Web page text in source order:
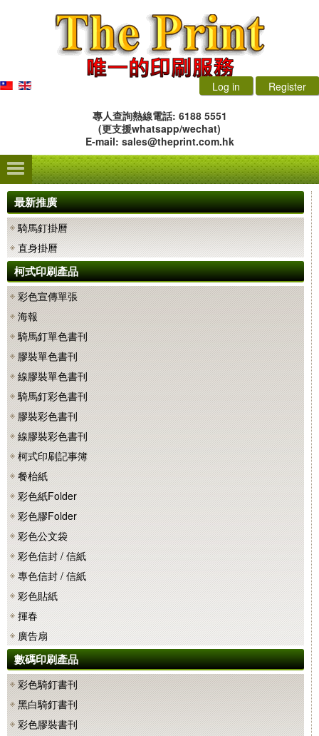
Log in Register
專人查詢熱線電話: 6188 5551
(更支援whatsapp/wechat)
E-mail: sales@theprint.com.hk
最新推廣
騎馬釘掛曆
直身掛曆
柯式印刷產品
彩色宣傳單張
海報
騎馬釘單色書刊
膠裝單色書刊
線膠裝單色書刊
騎馬釘彩色書刊
膠裝彩色書刊
線膠裝彩色書刊
柯式印刷記事簿
餐枱紙
彩色紙Folder
彩色膠Folder
彩色公文袋
彩色信封 / 信紙
專色信封 / 信紙
彩色貼紙
揮春
廣告扇
數碼印刷產品
彩色騎釘書刊
黑白騎釘書刊
彩色膠裝書刊